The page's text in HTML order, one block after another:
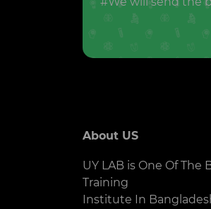
About US
UY LAB is One Of The
Training
Institute In